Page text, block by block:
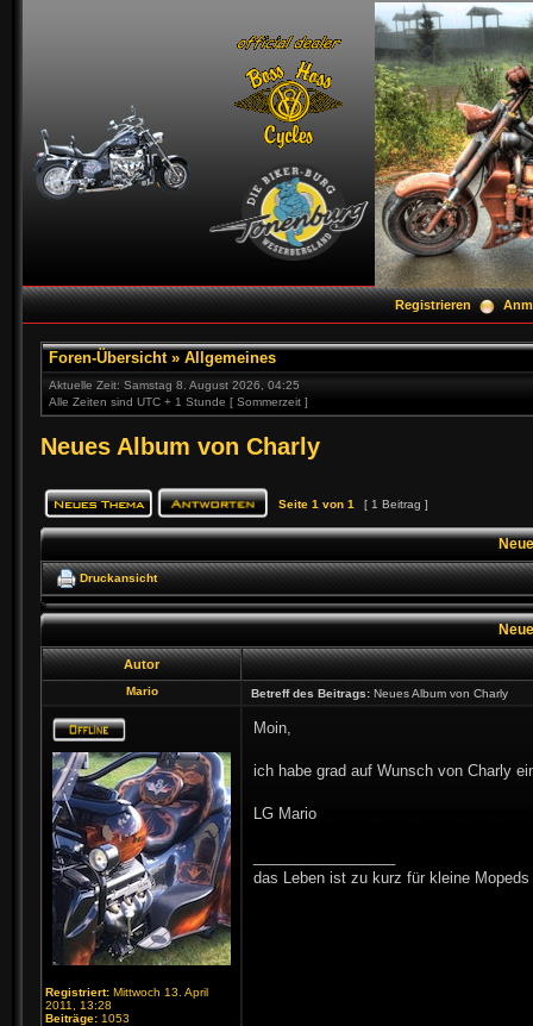
Registrieren
Foren-Übersicht» Allgemeines
Aktuelle Zeit: Samstag 8. August 2026, 04:25
Alle Zeiten sind UTC + 1 Stunde [ Sommerzeit ]
Neues Album von Charly
Seite 1 von 1 [ 1 Beitrag ]
Druckansicht
Autor
Mario Betreff des Beitrags: Neues Album von Charly
Registriert: Mittwoch 13. April
2011, 13:28
Beiträge: 1053
Moin,
ich habe grad auf Wunsch von Charly
LG Mario
das Leben ist zu kurz für kleine Mopeds